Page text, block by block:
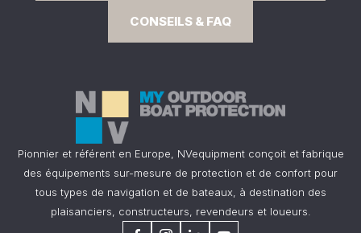
CONSEILS & FAQ
Pionnier et référent en Europe, NVequipment conçoit et fabrique
des équipements sur-mesure de protection et de confort pour
tous types de navigation et de bateaux, à destination des
plaisanciers, constructeurs, revendeurs et loueurs.